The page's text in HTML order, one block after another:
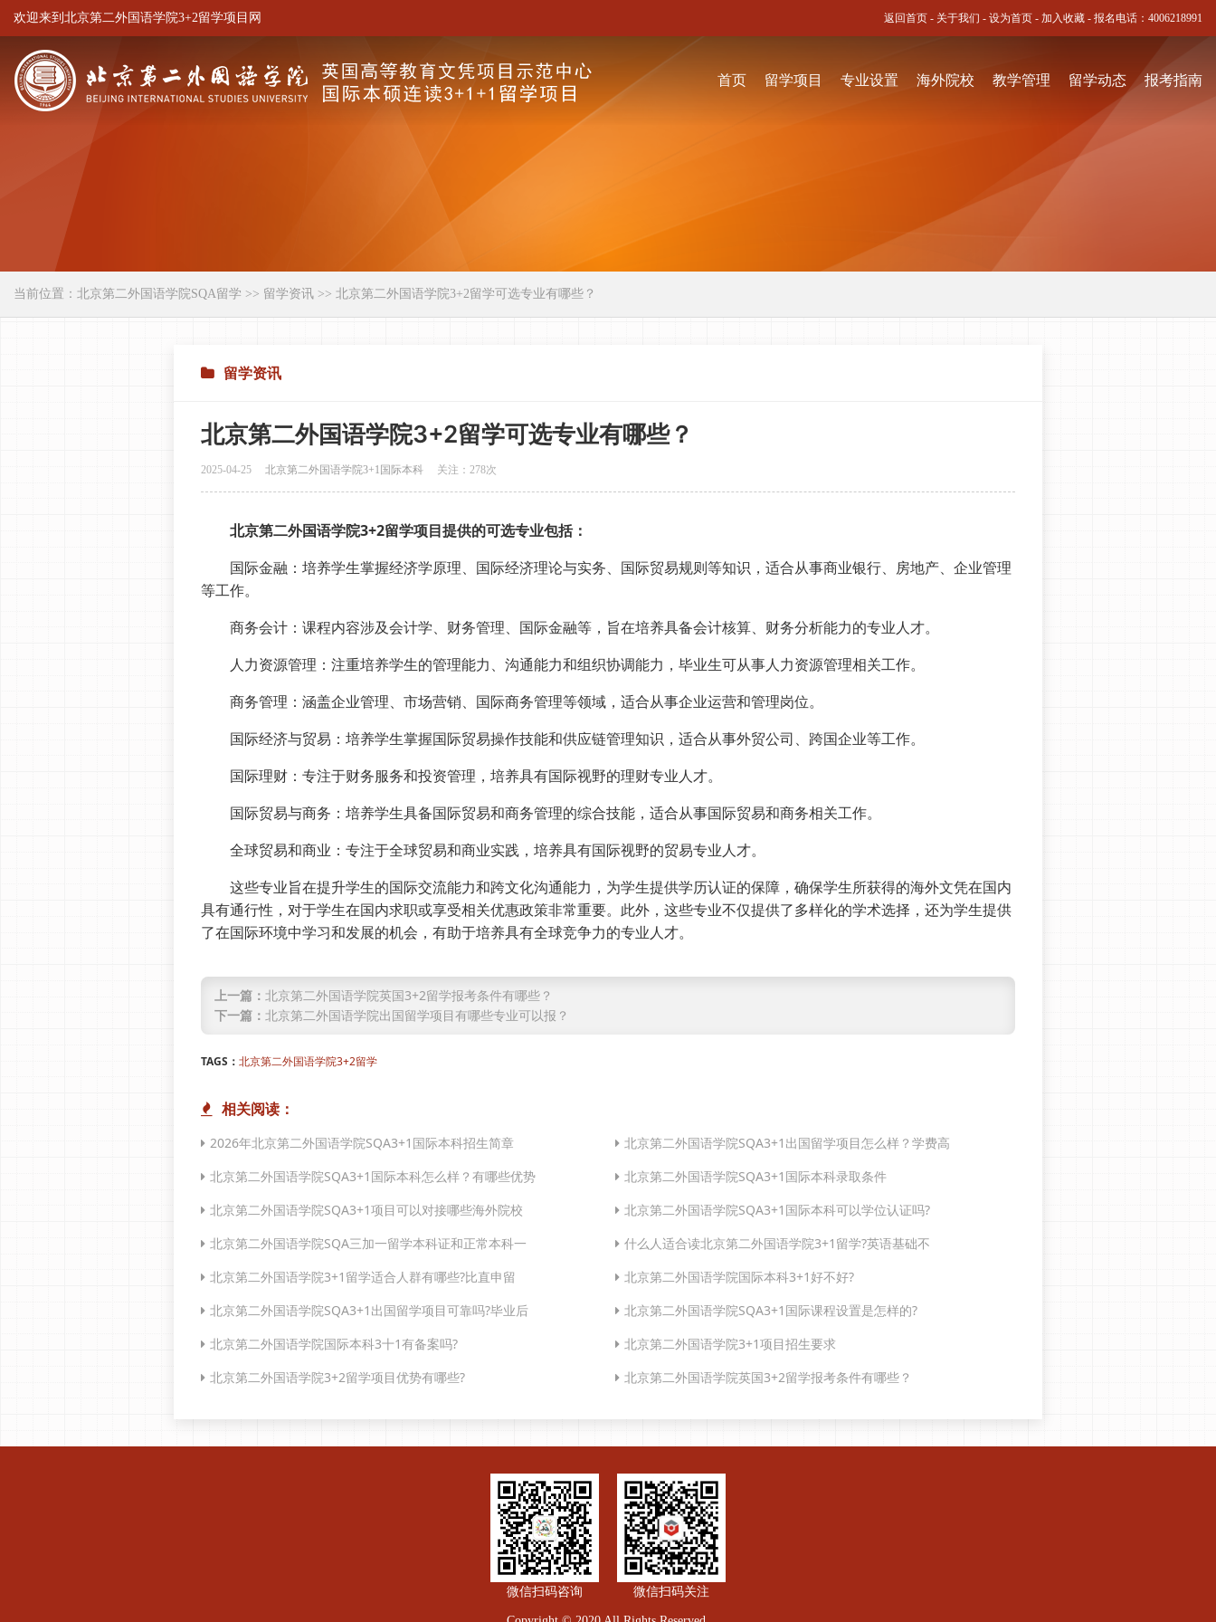
欢迎来到北京第二外国语学院3+2留学项目网 返回首页 - 关于我们 - 设为首页 - 加入收藏 - 报名电话： 4006218991
报考指南
留学动态
教学管理
海外院校
专业设置
留学项目
首页
当前位置： 北京第二外国语学院SQA留学 >> 留学资讯 >> 北京第二外国语学院3+2留学可选专业有哪些？
留学资讯
北京第二外国语学院3+2留学可选专业有哪些？
2025-04-25 北京第二外国语学院3+1国际本科 关注： 278次
北京第二外国语学院3+2留学项目提供的可选专业包括‌：
‌国际金融‌：培养学生掌握经济学原理、国际经济理论与实务、国际贸易规则等知识，适合从事商业银行、房地产、企业管理
等工作‌。
‌商务会计‌：课程内容涉及会计学、财务管理、国际金融等，旨在培养具备会计核算、财务分析能力的专业人才‌。
‌人力资源管理‌：注重培养学生的管理能力、沟通能力和组织协调能力，毕业生可从事人力资源管理相关工作‌。
‌商务管理‌：涵盖企业管理、市场营销、国际商务管理等领域，适合从事企业运营和管理岗位‌。
‌国际经济与贸易‌：培养学生掌握国际贸易操作技能和供应链管理知识，适合从事外贸公司、跨国企业等工作‌。
‌国际理财‌：专注于财务服务和投资管理，培养具有国际视野的理财专业人才‌。
‌国际贸易与商务‌：培养学生具备国际贸易和商务管理的综合技能，适合从事国际贸易和商务相关工作‌。
‌全球贸易和商业‌：专注于全球贸易和商业实践，培养具有国际视野的贸易专业人才‌。
这些专业旨在提升学生的国际交流能力和跨文化沟通能力，为学生提供学历认证的保障，确保学生所获得的海外文凭在国内
具有通行性，对于学生在国内求职或享受相关优惠政策非常重要‌。此外，这些专业不仅提供了多样化的学术选择，还为学生提供
了在国际环境中学习和发展的机会，有助于培养具有全球竞争力的专业人才‌。
上一篇： 北京第二外国语学院英国3+2留学报考条件有哪些？
下一篇： 北京第二外国语学院出国留学项目有哪些专业可以报？
TAGS： 北京第二外国语学院3+2留学
相关阅读：
2026年北京第二外国语学院SQA3+1国际本科招生简章
北京第二外国语学院SQA3+1出国留学项目怎么样？学费高
北京第二外国语学院SQA3+1国际本科怎么样？有哪些优势
北京第二外国语学院SQA3+1国际本科录取条件
北京第二外国语学院SQA3+1项目可以对接哪些海外院校
北京第二外国语学院SQA3+1国际本科可以学位认证吗?
北京第二外国语学院SQA三加一留学本科证和正常本科一
什么人适合读北京第二外国语学院3+1留学?英语基础不
北京第二外国语学院3+1留学适合人群有哪些?比直申留
北京第二外国语学院国际本科3+1好不好?
北京第二外国语学院SQA3+1出国留学项目可靠吗?毕业后
北京第二外国语学院SQA3+1国际课程设置是怎样的?
北京第二外国语学院国际本科3十1有备案吗?
北京第二外国语学院3+1项目招生要求
北京第二外国语学院3+2留学项目优势有哪些?
北京第二外国语学院英国3+2留学报考条件有哪些？
微信扫码咨询 微信扫码关注